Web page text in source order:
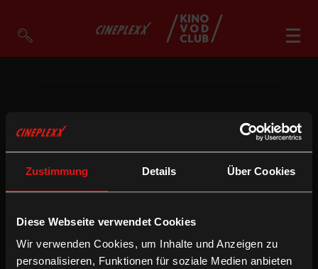
Zustimmung Details Über Cookies
Diese Webseite verwendet Cookies
Wir verwenden Cookies, um Inhalte und Anzeigen zu
personalisieren, Funktionen für soziale Medien anbieten
So geht’s
Filmpakete
Gutscheine
Account
Warenkorb
Suche